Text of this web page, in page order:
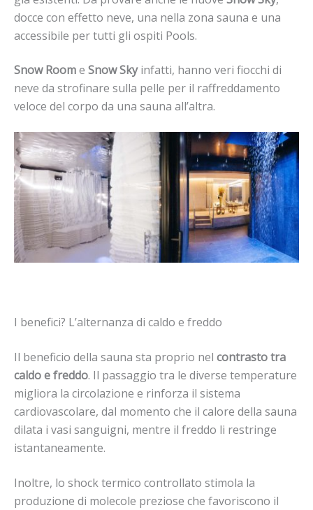
docce con effetto neve, una nella zona sauna e una
accessibile per tutti gli ospiti Pools.
Snow Roome Snow Skyinfatti, hanno veri fiocchi di
neve da strofinare sulla pelle per il raffreddamento
veloce del corpo da una sauna all’altra.
I benefici? L’alternanza di caldo e freddo
Il beneficio della sauna sta proprio nel contrasto tra
caldo e freddo. Il passaggio tra le diverse temperature
migliora la circolazione e rinforza il sistema
cardiovascolare, dal momento che il calore della sauna
dilata i vasi sanguigni, mentre il freddo li restringe
istantaneamente.
Inoltre, lo shock termico controllato stimola la
produzione di molecole preziose che favoriscono il